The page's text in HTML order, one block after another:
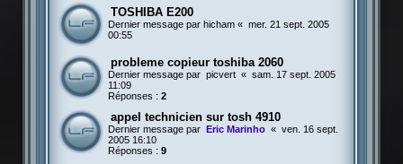
TOSHIBA E200
Dernier message par hicham« mer. 21 sept. 2005
00:55
probleme copieur toshiba 2060
Dernier message par picvert « sam. 17 sept. 2005
11:09
Réponses : 2
appel technicien sur tosh 4910
Dernier message par Eric Marinho « ven. 16 sept.
2005 16:10
Réponses : 9